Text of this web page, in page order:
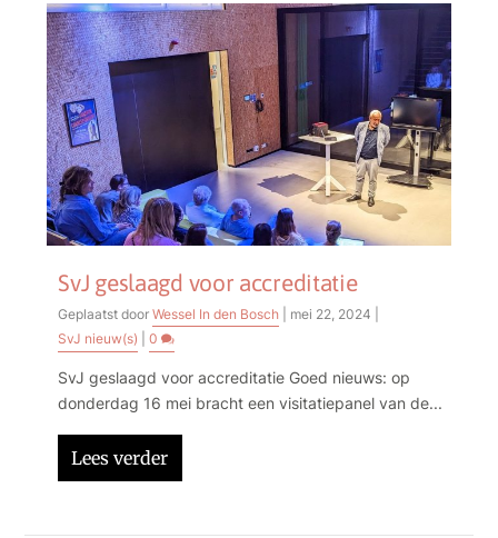
SvJ geslaagd voor accreditatie
Geplaatst doorWessel In den Bosch mei 22, 2024
SvJ nieuw(s) |0
SvJ geslaagd voor accreditatie Goed nieuws: op
donderdag 16 mei bracht een visitatiepanel van de...
Lees verder